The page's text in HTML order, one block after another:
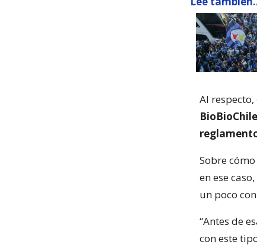
Al
Sobre
en ese
un poco
“Antes de
con este